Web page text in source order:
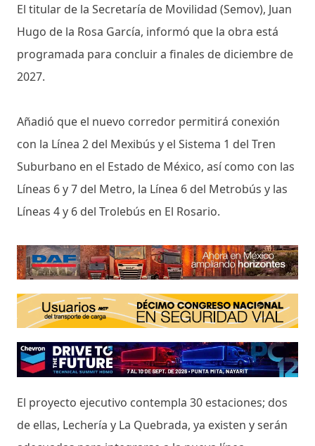
El titular de la Secretaría de Movilidad (Semov), Juan
Hugo de la Rosa García, informó que la obra está
programada para concluir a finales de diciembre de
2027.
Añadió que el nuevo corredor permitirá conexión
con la Línea 2 del Mexibús y el Sistema 1 del Tren
Suburbano en el Estado de México, así como con las
Líneas 6 y 7 del Metro, la Línea 6 del Metrobús y las
Líneas 4 y 6 del Trolebús en El Rosario.
El proyecto ejecutivo contempla 30 estaciones; dos
de ellas, Lechería y La Quebrada, ya existen y serán